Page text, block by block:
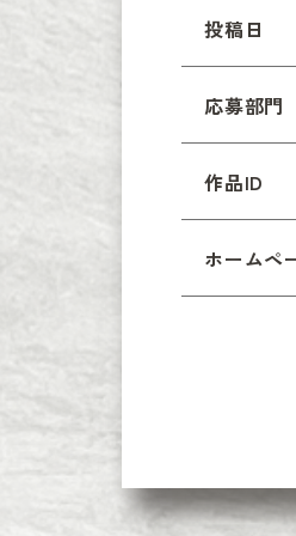
投稿日
応募部門
作品ID
ホームペ